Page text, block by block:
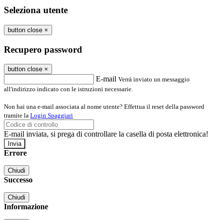
Seleziona utente
button close ×
Recupero password
button close ×
E-mail Verrà inviato un messaggio
all'indirizzo indicato con le istruzioni necessarie.
Non hai una e-mail associata al nome utente? Effettua il reset della password
tramite la Login Spaggiari
E-mail inviata, si prega di controllare la casella di posta elettronica!
Errore
Chiudi
Successo
Chiudi
Informazione